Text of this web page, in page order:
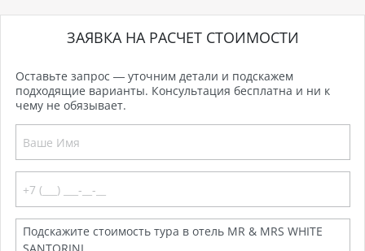
ЗАЯВКА НА РАСЧЕТ СТОИМОСТИ
Оставьте запрос — уточним детали и подскажем
подходящие варианты. Консультация бесплатна и ни к
чему не обязывает.